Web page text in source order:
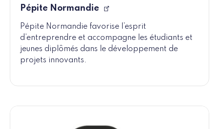
Pépite Normandie
Pépite Normandie favorise l’esprit
d’entreprendre et accompagne les étudiants et
jeunes diplômés dans le développement de
projets innovants.